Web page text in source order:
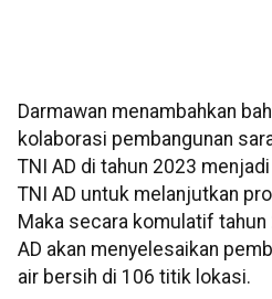
Darmawan menambahkan
kolaborasi pembangunan
TNI AD di tahun 2023
TNI AD untuk melanjutkan
Maka secara komulatif tahun
AD akan menyelesaikan
air bersih di 106 titik lokasi.